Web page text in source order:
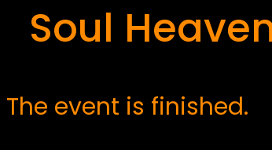
Soul
The event is finished.